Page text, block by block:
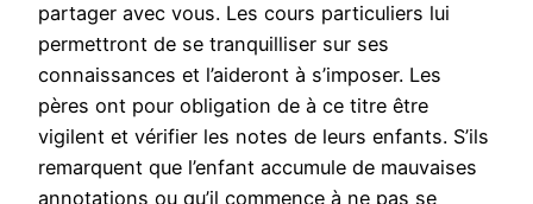
partager avec vous. Les cours particuliers lui
permettront de se tranquilliser sur ses
connaissances et l’aideront à s’imposer. Les
pères ont pour obligation de à ce titre être
vigilent et vérifier les notes de leurs enfants. S’ils
remarquent que l’enfant accumule de mauvaises
annotations ou qu’il commence à ne pas se